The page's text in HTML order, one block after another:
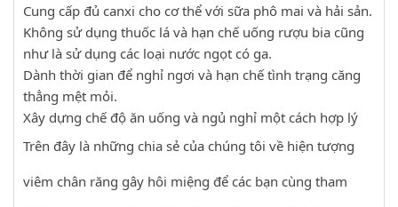
Cung cấp đủ canxi cho cơ thể với sữa phô mai và hải sản.
Không sử dụng thuốc lá và hạn chế uống rượu bia cũng
như là sử dụng các loại nước ngọt có ga.
Dành thời gian để nghỉ ngơi và hạn chế tình trạng căng
thẳng mệt mỏi.
Xây dựng chế độ ăn uống và ngủ nghỉ một cách hợp lý
Trên đây là những chia sẻ của chúng tôi về hiện tượng
viêm chân răng gây hôi miệng để các bạn cùng tham